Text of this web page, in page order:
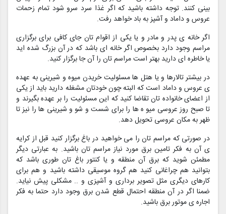
بینی کنند. توجه داشته باشید که اگر غذا سرد سرو شود تمام زحمات
عروس و داماد و آشپز به باد خواهد رفت.
اگر خانه ی پدر و مادر و یا یکی از اقوام تان جای کافی برای برگزاری
مراسم وجود دارد بخصوص اگر خانه ای باشد که در آن بزرگ شده اید
یا خاطره ای دارید بهتر است مراسم تان را آن جا برگزار کنید.
در بیشتر تالارها و یا هتل ها مسئولیت خریدن میوه و شیرینی به عهده
ی عروس و داماد است که البته چون خودتان مشغله دارید باید از یکی
از اعضای خانواده تان تقاضا کنید که این مسئولیت را بر عهده بگیرند و
تا صبح روز عروسی میو ه ها را برای شست و شو و شیرینی ها را نیز تا
ظهر به مکان عروسی تحویل دهد.
در صورتی که مراسم تان را می خواهید در باغ برگزار کنید قبل از کرایه
ی آن به فکر تامین برق مورد نیاز مراسم تان باشید. به عبارتی دیگر
مطمئن شوید که برق آن منطقه و یا کنتور باغ تان طوری باشد که
بتوانید هم چراغانی کنید هم گروه موسیقی داشته باشید و هم برای
کارهای دیگری مثل تصویر برداری و آشپزی و .. مشکلی پیش نیاید.
ضمنا اگر در آن منطقه احتمال قطع شدن برق وجود دارد حتما به فکر
اجاره ی موتور برق باشید.